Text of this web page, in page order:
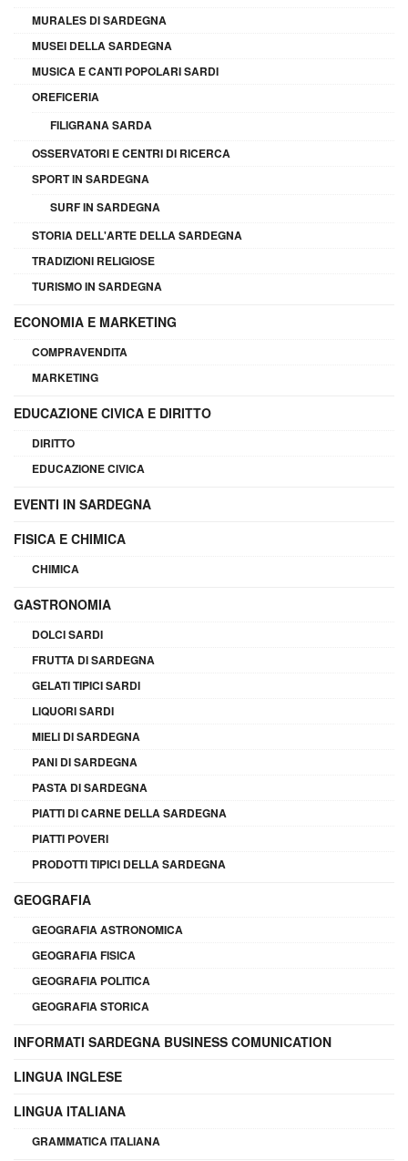
MURALES DI SARDEGNA
MUSEI DELLA SARDEGNA
MUSICA E CANTI POPOLARI SARDI
OREFICERIA
FILIGRANA SARDA
OSSERVATORI E CENTRI DI RICERCA
SPORT IN SARDEGNA
SURF IN SARDEGNA
STORIA DELL'ARTE DELLA SARDEGNA
TRADIZIONI RELIGIOSE
TURISMO IN SARDEGNA
ECONOMIA E MARKETING
COMPRAVENDITA
MARKETING
EDUCAZIONE CIVICA E DIRITTO
DIRITTO
EDUCAZIONE CIVICA
EVENTI IN SARDEGNA
FISICA E CHIMICA
CHIMICA
GASTRONOMIA
DOLCI SARDI
FRUTTA DI SARDEGNA
GELATI TIPICI SARDI
LIQUORI SARDI
MIELI DI SARDEGNA
PANI DI SARDEGNA
PASTA DI SARDEGNA
PIATTI DI CARNE DELLA SARDEGNA
PIATTI POVERI
PRODOTTI TIPICI DELLA SARDEGNA
GEOGRAFIA
GEOGRAFIA ASTRONOMICA
GEOGRAFIA FISICA
GEOGRAFIA POLITICA
GEOGRAFIA STORICA
INFORMATI SARDEGNA BUSINESS COMUNICATION
LINGUA INGLESE
LINGUA ITALIANA
GRAMMATICA ITALIANA